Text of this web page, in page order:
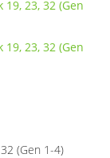
(Gen 1-4)